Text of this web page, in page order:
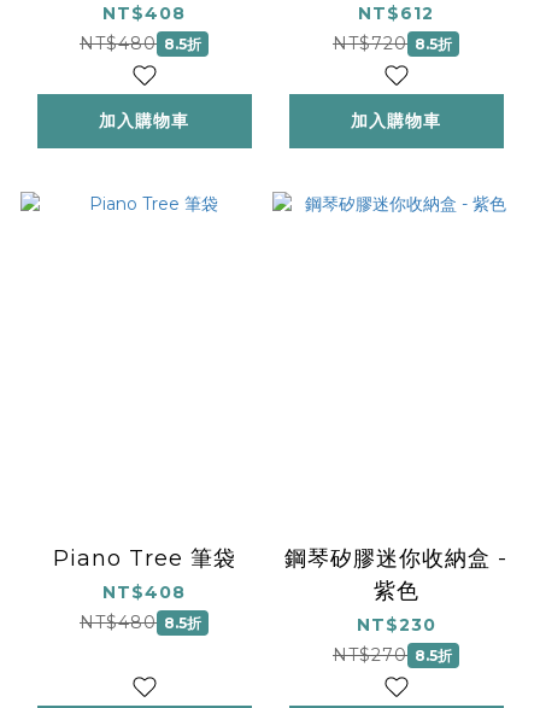
NT$408
NT$480 8.5折
加入購物車
NT$612
NT$720 8.5折
加入購物車
Piano Tree 筆袋
NT$408
NT$480 8.5折
鋼琴矽膠迷你收納盒 -
紫色
NT$230
NT$270 8.5折